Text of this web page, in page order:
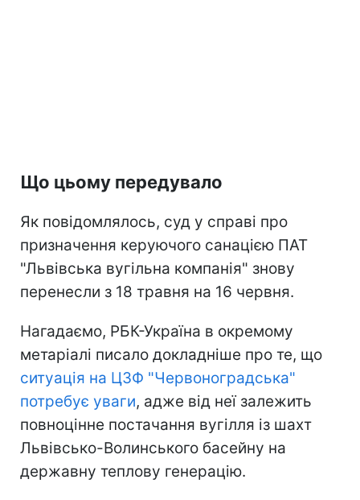
Що цьому передувало
Як повідомлялось, суд у справі про
призначення керуючого санацією ПАТ
"Львівська вугільна компанія" знову
перенесли з 18 травня на 16 червня.
Нагадаємо, РБК-Україна в окремому
метаріалі писало докладніше про те, що
ситуація на ЦЗФ "Червоноградська"
потребує уваги, адже від неї залежить
повноцінне постачання вугілля із шахт
Львівсько-Волинського басейну на
державну теплову генерацію.